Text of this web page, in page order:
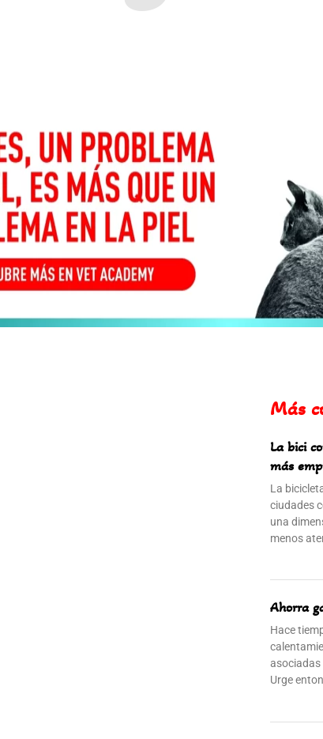
Más
La bici
más
La
ciudades
una
menos
Ahorra
Hace
asociadas
Urge